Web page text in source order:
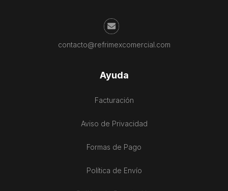
contacto@refrimexcomercial.com
Ayuda
Facturación
Aviso de Privacidad
Formas de Pago
Política de Envío